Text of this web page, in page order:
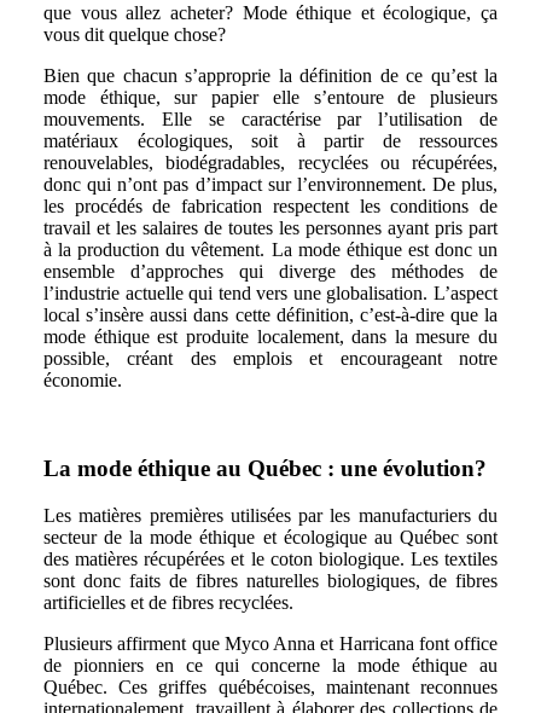
que vous allez acheter? Mode éthique et écologique, ça
vous dit quelque chose?
Bien que chacun s’approprie la définition de ce qu’est la
mode éthique, sur papier elle s’entoure de plusieurs
mouvements. Elle se caractérise par l’utilisation de
matériaux écologiques, soit à partir de ressources
renouvelables, biodégradables, recyclées ou récupérées,
donc qui n’ont pas d’impact sur l’environnement. De plus,
les procédés de fabrication respectent les conditions de
travail et les salaires de toutes les personnes ayant pris part
à la production du vêtement. La mode éthique est donc un
ensemble d’approches qui diverge des méthodes de
l’industrie actuelle qui tend vers une globalisation. L’aspect
local s’insère aussi dans cette définition, c’est-à-dire que la
mode éthique est produite localement, dans la mesure du
possible, créant des emplois et encourageant notre
économie.
La mode éthique au Québec : une évolution?
Les matières premières utilisées par les manufacturiers du
secteur de la mode éthique et écologique au Québec sont
des matières récupérées et le coton biologique. Les textiles
sont donc faits de fibres naturelles biologiques, de fibres
artificielles et de fibres recyclées.
Plusieurs affirment que Myco Anna et Harricana font office
de pionniers en ce qui concerne la mode éthique au
Québec. Ces griffes québécoises, maintenant reconnues
internationalement, travaillent à élaborer des collections de